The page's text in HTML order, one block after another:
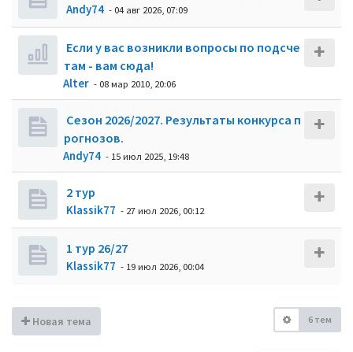
Andy74 - 04 авг 2026, 07:09
Если у вас возникли вопросы по подсче
там - вам сюда!
Alter - 08 мар 2010, 20:06
Сезон 2026/2027. Результаты конкурса п
рогнозов.
Andy74 - 15 июл 2025, 19:48
2 тур
Klassik77 - 27 июл 2026, 00:12
1 тур 26/27
Klassik77 - 19 июл 2026, 00:04
Новая тема 6 тем